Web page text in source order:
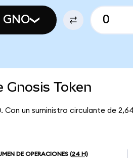
GNO
Token
un suministro circulante de
DE OPERACIONES (24 H)